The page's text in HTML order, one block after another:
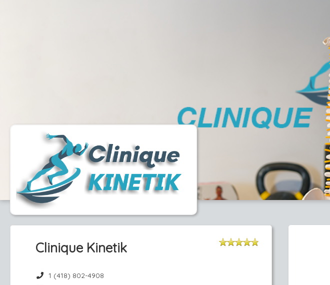
Clinique Kinetik
1 (418) 802-4908